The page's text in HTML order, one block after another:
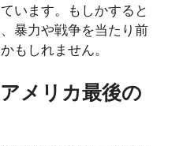
います。もしかすると
暴力や戦争を当たり前
もしれません。
メリカ最後の